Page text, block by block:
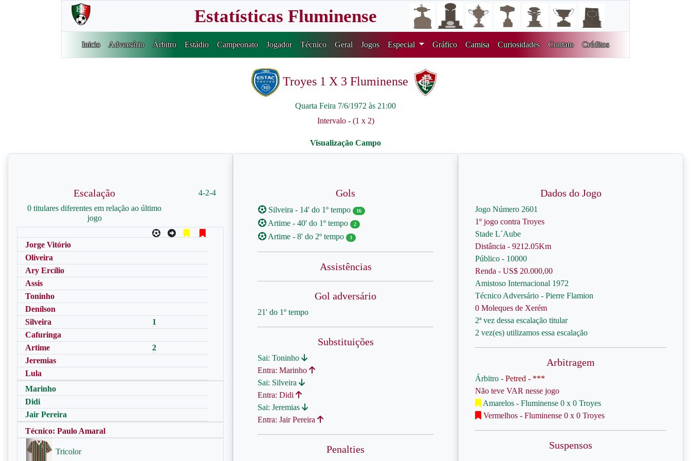
Estatísticas Fluminense
Inicio Adversário Árbitro Estádio Campeonato Jogador Técnico Geral Jogos Especial Gráfico Camisa Curiosidades Contato Créditos
Troyes 1 X 3 Fluminense
Quarta Feira 7/6/1972 às 21:00
Intervalo - (1 x 2)
Escalação
0 titulares diferentes em relação ao último
jogo
4-2-4
Jorge Vitório
Oliveira
Ary Ercílio
Assis
Toninho
Denílson
Silveira
1
Cafuringa
Artime
2
Jeremias
Lula
Marinho
Didi
Jair Pereira
Técnico: Paulo Amaral
Tricolor
Gols
Silveira - 14' do 1º tempo 16
Artime - 40' do 1º tempo 2
Artime - 8' do 2º tempo 3
Assistências
Gol adversário
21' do 1º tempo
Substituições
Sai: Toninho
Entra: Marinho
Sai: Silveira
Entra: Didi
Sai: Jeremias
Entra: Jair Pereira
Penalties
Dados do Jogo
Jogo Número 2601
1º jogo contra Troyes
Stade L´Aube
Distância - 9212.05Km
Público - 10000
Renda - US$ 20.000,00
Amistoso Internacional 1972
Técnico Adversário - Pierre Flamion
0 Moleques de Xerém
2ª vez dessa escalação titular
2 vez(es) utilizamos essa escalação
Arbitragem
Árbitro - Petred - ***
Não teve VAR nesse jogo
Amarelos - Fluminense 0 x 0 Troyes
Vermelhos - Fluminense 0 x 0 Troyes
Suspensos